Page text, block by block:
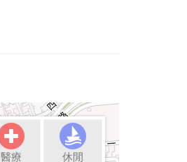
醫療 休閒